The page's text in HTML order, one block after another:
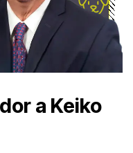
a Keiko